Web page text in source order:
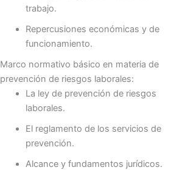
trabajo.
Repercusiones económicas y de
funcionamiento.
Marco normativo básico en materia de
prevención de riesgos laborales:
La ley de prevención de riesgos
laborales.
El reglamento de los servicios de
prevención.
Alcance y fundamentos jurídicos.